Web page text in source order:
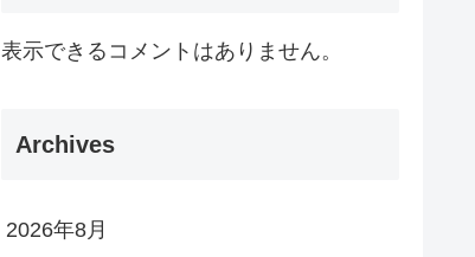
表示できるコメントはありません。
Archives
2026年8月